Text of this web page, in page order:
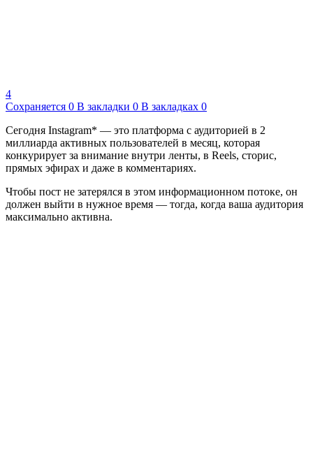
4
Сохраняется 0 В закладки 0 В закладках 0
Сегодня Instagram* — это платформа с аудиторией в 2
миллиарда активных пользователей в месяц, которая
конкурирует за внимание внутри ленты, в Reels, сторис,
прямых эфирах и даже в комментариях.
Чтобы пост не затерялся в этом информационном потоке, он
должен выйти в нужное время — тогда, когда ваша аудитория
максимально активна.